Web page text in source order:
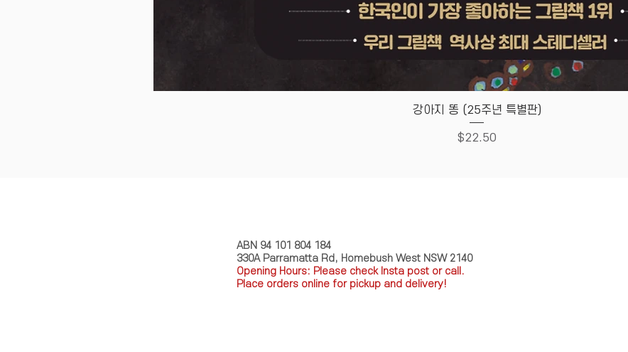
Quick View
강아지 똥 (25주년 특별판)
Price
$22.50
ABN 94 101 804 184
330A Parramatta Rd, Homebush West NSW 2140
Opening Hours: Please check Insta post or call.
Place orders online for pickup and delivery!